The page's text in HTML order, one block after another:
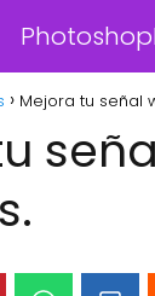
Mejora tu señal